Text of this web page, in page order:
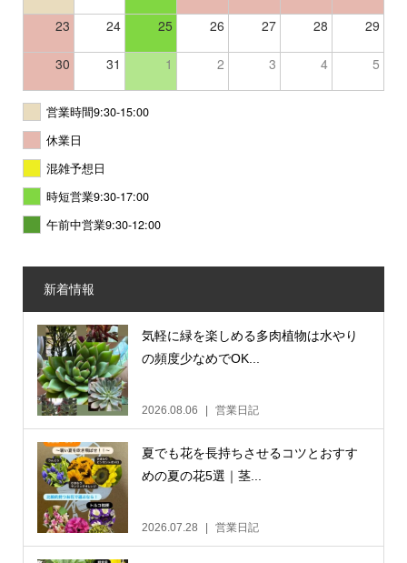
23 24 25 26 27 28 29
30 31 1 2 3 4 5
営業時間9:30-15:00
休業日
混雑予想日
時短営業9:30-17:00
午前中営業9:30-12:00
新着情報
気軽に緑を楽しめる多肉植物は水やり
の頻度少なめでOK...
2026.08.06 営業日記
夏でも花を長持ちさせるコツとおすす
めの夏の花5選｜茎...
2026.07.28 営業日記